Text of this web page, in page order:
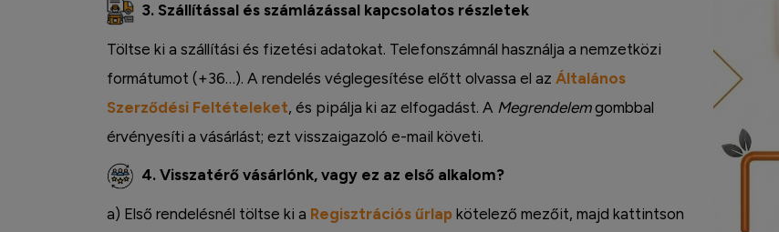
3. Szállítással és számlázással kapcsolatos részletek
Töltse ki a szállítási és fizetési adatokat. Telefonszámnál használja a nemzetközi
formátumot (+36…). A rendelés véglegesítése előtt olvassa el az Általános
Szerződési Feltételeket, és pipálja ki az elfogadást. A Megrendelemgombbal
érvényesíti a vásárlást; ezt visszaigazoló e-mail követi.
4. Visszatérő vásárlónk, vagy ez az első alkalom?
a) Első rendelésnél töltse ki a Regisztrációs űrlap kötelező mezőit, majd kattintson